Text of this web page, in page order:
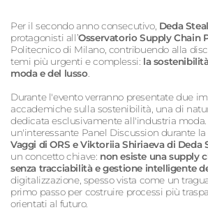
Per il secondo anno consecutivo, Deda
protagonisti all’Osservatorio Supply Chain
Politecnico di Milano, contribuendo alla
temi più urgenti e complessi: la
moda e del lusso.
Durante l'evento verranno presentate due
accademiche sulla sostenibilità, una di
dedicata esclusivamente all'industria
un'interessante Panel Discussion durante
Vaggi di ORS e Viktoriia Shiriaeva di Deda
un concetto chiave: non esiste una supply
senza tracciabilità e gestione intelligente
digitalizzazione, spesso vista come un
primo passo per costruire processi più
orientati al futuro.